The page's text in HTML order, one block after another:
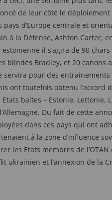
de leur côté le déploiement
pays d’Europe centrale et
à la Défense, Ashton Carter,
estonienne il s’agira de 90
blindés Bradley, et 20 canons
servira pour des entrainements
ont toutefois obtenu l’accord
baltes – Estonie, Lettonie,
Du fait de cette
dans ces pays qui ont
à la zone d’influence
les Etats membres de l’OTAN
ukrainien et l’annexion de la